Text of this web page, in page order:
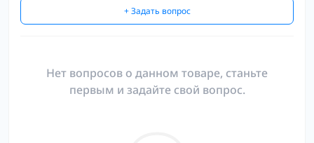
+ Задать вопрос
Нет вопросов о данном товаре, станьте
первым и задайте свой вопрос.